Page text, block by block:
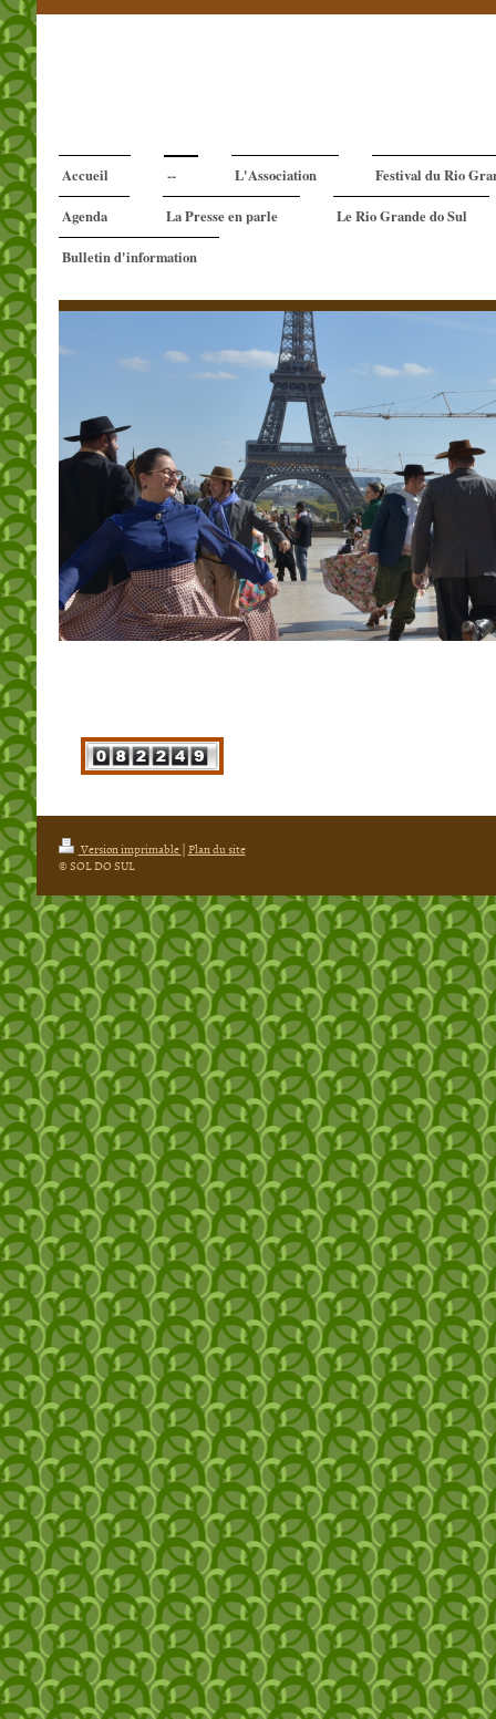
Accueil -- L'Association Festival du Rio
Agenda La Presse en parle Le Rio Grande do Sul
Bulletin d'information
Version imprimable|Plan du site
© SOL DO SUL